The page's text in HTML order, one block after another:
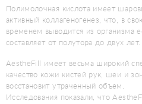
Полимолочная кислота имеет
активный коллагеногенез, что, в
временем выводится из организма
составляет от полутора до двух лет.
AestheFill имеет весьма широкий
качество кожи кистей рук, шеи и
восстановит утраченный объем.
Исследования показали, что